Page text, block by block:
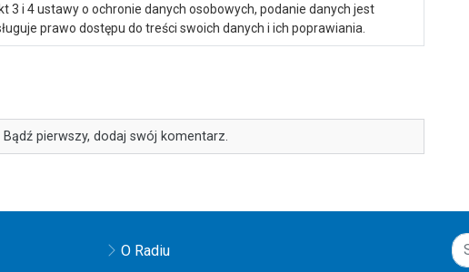
3 i 4 ustawy o ochronie danych osobowych, podanie danych jest
prawo dostępu do treści swoich danych i ich poprawiania.
pierwszy, dodaj swój komentarz.
O Radiu